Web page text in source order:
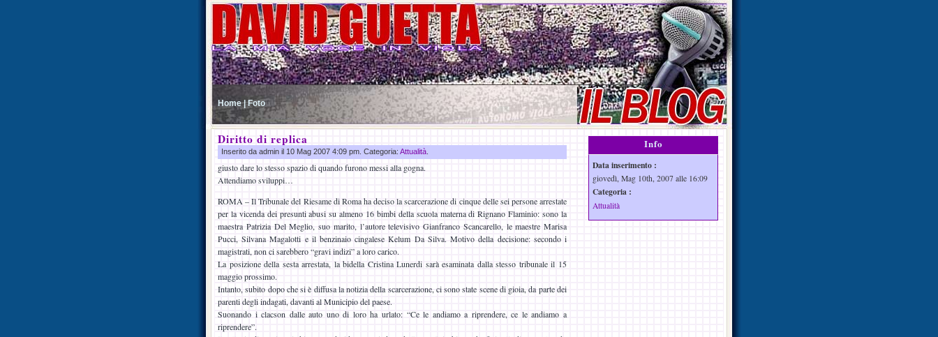
Home | Foto
Diritto di replica
Inserito da admin il 10 Mag 2007 4:09 pm. Categoria: Attualità
giusto dare lo stesso spazio di quando furono messi alla gogna.
Attendiamo sviluppi…
ROMA – Il Tribunale del Riesame di Roma ha deciso la scarcerazione di cinque delle sei persone arrestate
per la vicenda dei presunti abusi su almeno 16 bimbi della scuola materna di Rignano Flaminio: sono la
maestra Patrizia Del Meglio, suo marito, l’autore televisivo Gianfranco Scancarello, le maestre Marisa
Pucci, Silvana Magalotti e il benzinaio cingalese Kelum Da Silva. Motivo della decisione: secondo i
magistrati, non ci sarebbero “gravi indizi” a loro carico.
La posizione della sesta arrestata, la bidella Cristina Lunerdi sarà esaminata dalla stesso tribunale il 15
maggio prossimo.
Intanto, subito dopo che si è diffusa la notizia della scarcerazione, ci sono state scene di gioia, da parte dei
parenti degli indagati, davanti al Municipio del paese.
Suonando i clacson dalle auto uno di loro ha urlato: “Ce le andiamo a riprendere, ce le andiamo a
riprendere”.
Info
Data inserimento :
giovedì, Mag 10th, 2007 alle 16:09
Categoria :
Attualità